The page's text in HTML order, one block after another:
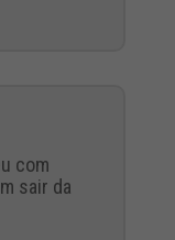
com
sair da